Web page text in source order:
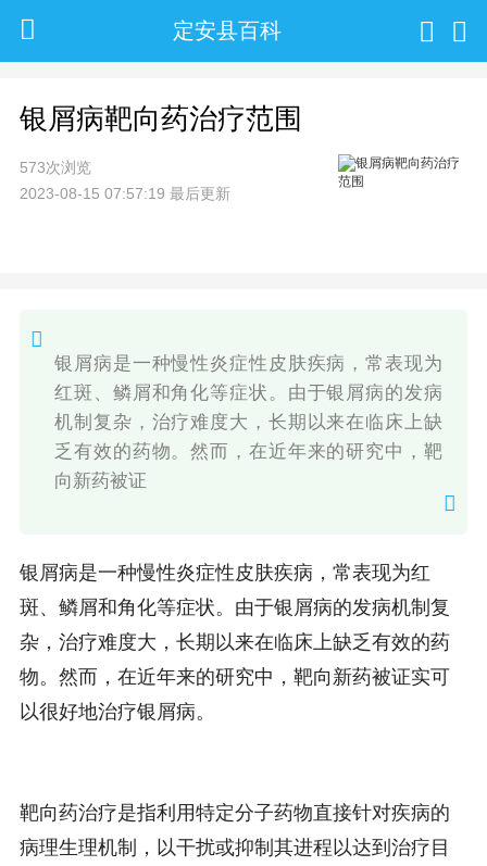
定安县百科
银屑病靶向药治疗范围
573次浏览
2023-08-15 07:57:19 最后更新
银屑病是一种慢性炎症性皮肤疾病，常表现为
红斑、鳞屑和角化等症状。由于银屑病的发病
机制复杂，治疗难度大，长期以来在临床上缺
乏有效的药物。然而，在近年来的研究中，靶
向新药被证
银屑病是一种慢性炎症性皮肤疾病，常表现为红
斑、鳞屑和角化等症状。由于银屑病的发病机制复
杂，治疗难度大，长期以来在临床上缺乏有效的药
物。然而，在近年来的研究中，靶向新药被证实可
以很好地治疗银屑病。
靶向药治疗是指利用特定分子药物直接针对疾病的
病理生理机制，以干扰或抑制其进程以达到治疗目